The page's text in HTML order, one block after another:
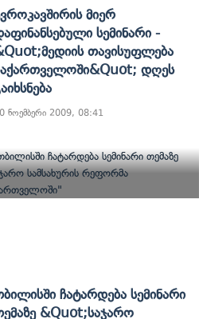
Მიერ
Სემინარი -
Თავისუფლება
Დღეს
ნოემბერი 2009, 08:41
Ჩატარდება Სემინარი
&quot;საჯარო